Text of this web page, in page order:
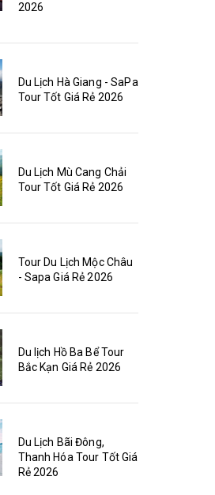
2026
Du Lịch Hà Giang - SaPa
Tour Tốt Giá Rẻ 2026
Du Lịch Mù Cang Chải
Tour Tốt Giá Rẻ 2026
Tour Du Lịch Mộc Châu
- Sapa Giá Rẻ 2026
Du lịch Hồ Ba Bể Tour
Bắc Kạn Giá Rẻ 2026
Du Lịch Bãi Đông,
Thanh Hóa Tour Tốt Giá
Rẻ 2026